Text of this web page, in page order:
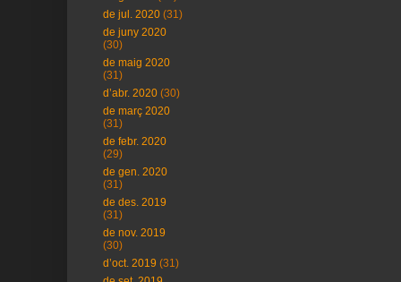
de jul. 2020 (31)
de juny 2020
(30)
de maig 2020
(31)
d’abr. 2020 (30)
de març 2020
(31)
de febr. 2020
(29)
de gen. 2020
(31)
de des. 2019
(31)
de nov. 2019
(30)
d’oct. 2019 (31)